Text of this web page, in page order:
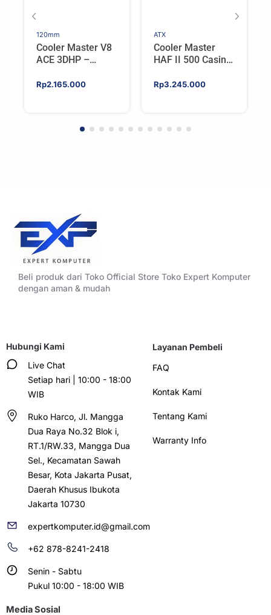
120mm
Cooler Master V8
ACE 3DHP –
Tower CPU Cooler
Rp2.165.000
ATX
Cooler Master
HAF II 500 Casing
Tower ATX
Rp3.245.000
Beli produk dari Toko Official Store Toko Expert Komputer
dengan aman & mudah
Hubungi Kami
Live Chat
Setiap hari | 10:00 - 18:00
WIB
Ruko Harco, Jl. Mangga
Dua Raya No.32 Blok i,
RT.1/RW.33, Mangga Dua
Sel., Kecamatan Sawah
Besar, Kota Jakarta Pusat,
Daerah Khusus Ibukota
Jakarta 10730
expertkomputer.id@gmail.com
+62 878-8241-2418
Senin - Sabtu
Pukul 10:00 - 18:00 WIB
Layanan Pembeli
FAQ
Kontak Kami
Tentang Kami
Warranty Info
Media Sosial